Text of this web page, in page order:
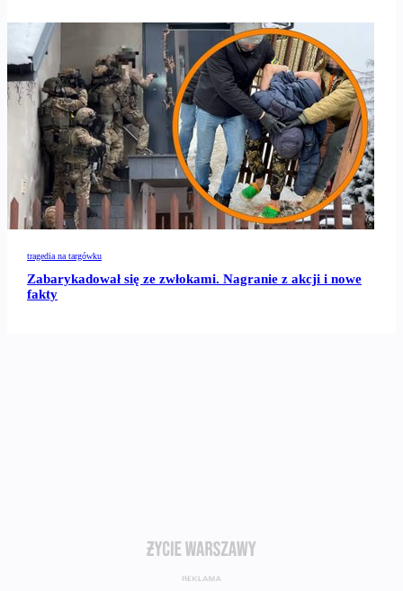
tragedia na targówku
Zabarykadował się ze zwłokami. Nagranie z akcji i nowe
fakty